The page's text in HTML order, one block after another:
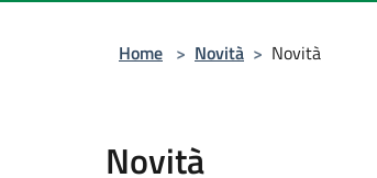
Home > Novità > Novità
Novità